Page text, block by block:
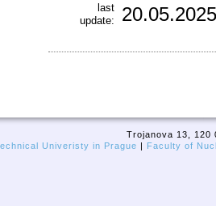
last
update:
Trojanova 13, 120
Univeristy in Prague
Faculty of